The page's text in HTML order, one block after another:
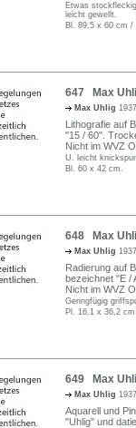
Etwas
leicht gewellt.
Bl. 89,5 x 60 cm
647 Max
Max Uhlig
Lithografie auf
"15 / 60".
Nicht im WVZ
U. leicht
Bl. 60 x 42 cm.
648 Max
Max Uhlig
Radierung auf
bezeichnet "E /
Nicht im WVZ
Geringfügig
Pl. 16,1 x 36,2
649 Max
Max Uhlig
Aquarell und
"Uhlig" und